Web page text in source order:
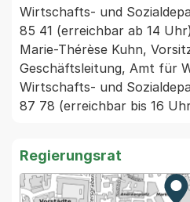
Wirtschafts- und
85 41 (erreichbar ab 14 Uhr)
Marie-Thérèse Kuhn,
Geschäftsleitung, Amt für
Wirtschafts- und
87 78 (erreichbar bis 16
Regierungsrat